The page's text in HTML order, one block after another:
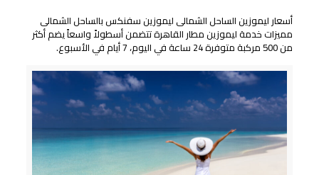
أسعار ليموزين الساحل الشمالى ليموزين سفنكس بالساحل الشمالى
مميزات خدمة ليموزين مطار القاهرة تتضمن أسطولاً واسعاً يضم أكثر
من 500 مركبة متوفرة 24 ساعة في اليوم، 7 أيام في الأسبوع.